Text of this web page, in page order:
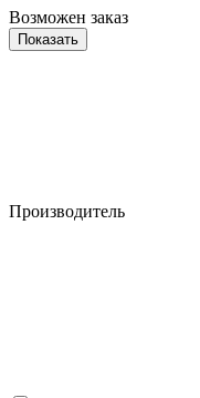
Возможен заказ
Показать
Производитель